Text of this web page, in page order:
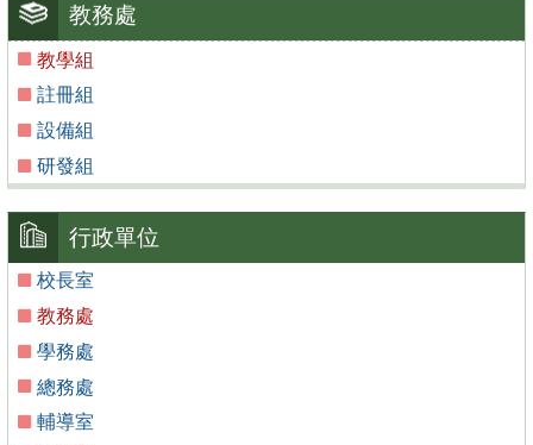
教務處
教學組
註冊組
設備組
研發組
行政單位
校長室
教務處
學務處
總務處
輔導室